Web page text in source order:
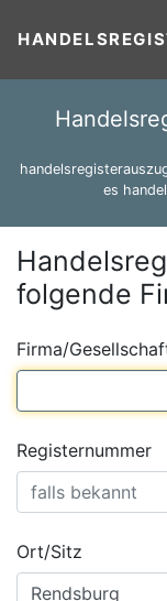
es
folgende
Firma/
Registernummer
Ort/Sitz